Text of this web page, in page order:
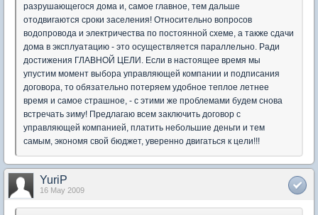
разрушающегося дома и, самое главное, тем дальше
отодвигаются сроки заселения! Относительно вопросов
водопровода и электричества по постоянной схеме, а также сдачи
дома в эксплуатацию - это осуществляется параллельно. Ради
достижения ГЛАВНОЙ ЦЕЛИ. Если в настоящее время мы
упустим момент выбора управляющей компании и подписания
договора, то обязательно потеряем удобное теплое летнее
время и самое страшное, - с этими же проблемами будем снова
встречать зиму! Предлагаю всем заключить договор с
управляющей компанией, платить небольшие деньги и тем
самым, экономя свой бюджет, уверенно двигаться к цели!!!
YuriP
16 May 2009